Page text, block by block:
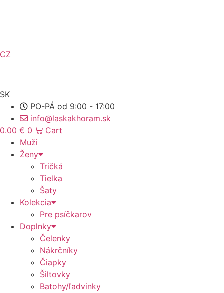
CZ
SK
PO-PÁ od 9:00 - 17:00
info@laskakhoram.sk
0.00 € 0
Cart
Muži
Ženy
Tričká
Tielka
Šaty
Kolekcia
Pre psíčkarov
Doplnky
Čelenky
Nákrčníky
Čiapky
Šiltovky
Batohy/ľadvinky